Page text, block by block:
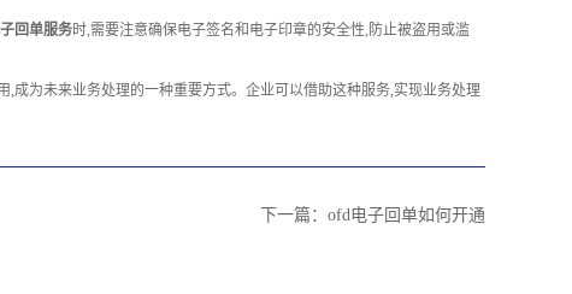
回单服务时,需要注意确保电子签名和电子印章的安全性,防止被盗用或滥
成为未来业务处理的一种重要方式。企业可以借助这种服务,实现业务处理
下一篇： ofd电子回单如何开通